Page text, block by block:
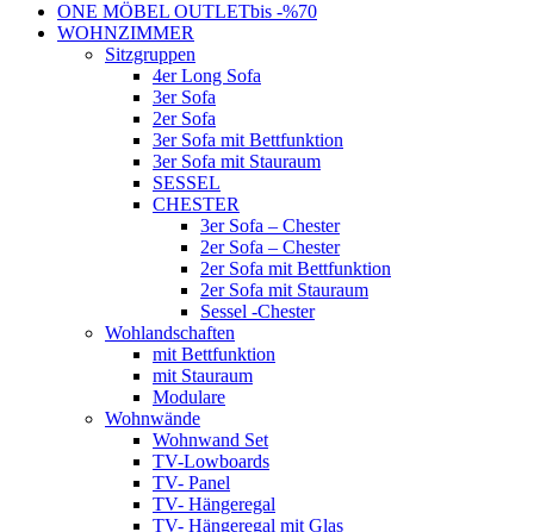
ONE MÖBEL OUTLETbis -%70
WOHNZIMMER
Sitzgruppen
4er Long Sofa
3er Sofa
2er Sofa
3er Sofa mit Bettfunktion
3er Sofa mit Stauraum
SESSEL
CHESTER
3er Sofa – Chester
2er Sofa – Chester
2er Sofa mit Bettfunktion
2er Sofa mit Stauraum
Sessel -Chester
Wohlandschaften
mit Bettfunktion
mit Stauraum
Modulare
Wohnwände
Wohnwand Set
TV-Lowboards
TV- Panel
TV- Hängeregal
TV- Hängeregal mit Glas